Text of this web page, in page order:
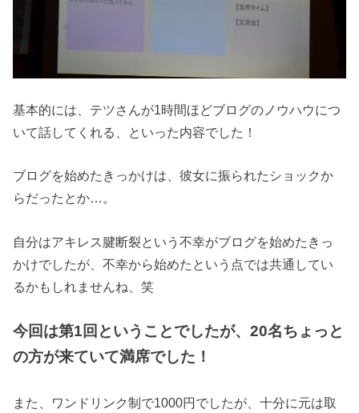
基本的には、テツさんが1時間ほどブログのノウハウにつ
いて話してくれる、といった内容でした！
ブログを始めたきっかけは、彼女に振られたショックか
らだったとか…。
自分はアキレス腱断裂という不幸がブログを始めたきっ
かけでしたが、不幸から始めたという点では共通してい
るかもしれませんね、笑
今回は第1回ということでしたが、20名ちょっと
の方が来ていて満席でした！
また、ワンドリンク制で1000円でしたが、十分に元は取